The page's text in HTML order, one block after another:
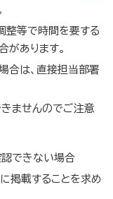
整等で時間を要する
があります。
合は、直接担当部署
ませんのでご注意
できない場合
掲載することを求め